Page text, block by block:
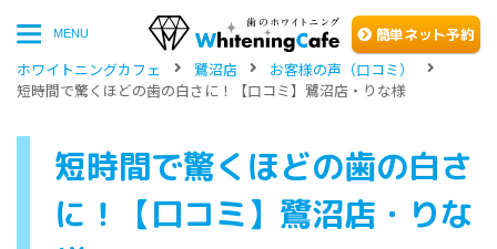
MENU 簡単ネッ ト予約
ホワイトニングカフェ 鷺沼店
お客様の声（口コミ）
短時間で驚くほどの歯の白さに！【口コミ】鷺沼店・りな様
短時間で驚くほどの歯の白さ
に！【口コミ】鷺沼店・りな